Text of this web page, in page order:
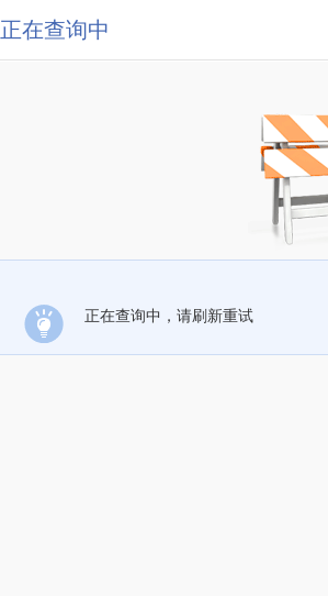
正在查询中
正在查询中，请刷新重试